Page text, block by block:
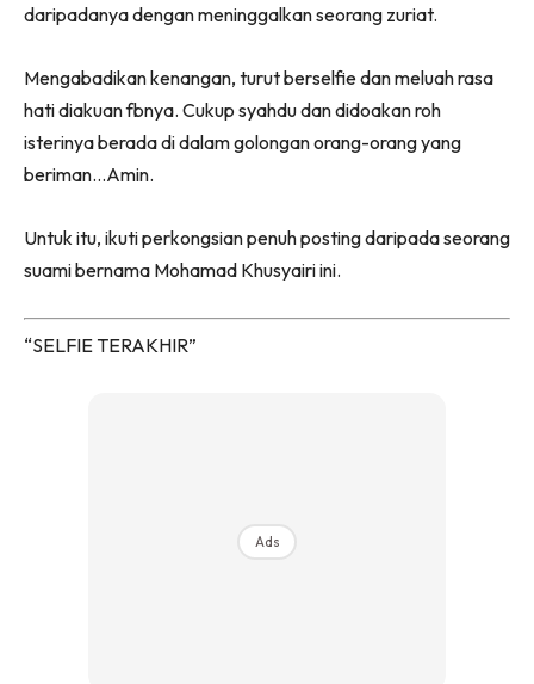
daripadanya dengan meninggalkan seorang zuriat.
Mengabadikan kenangan, turut berselfie dan meluah rasa
hati diakuan fbnya. Cukup syahdu dan didoakan roh
isterinya berada di dalam golongan orang-orang yang
beriman…Amin.
Untuk itu, ikuti perkongsian penuh posting daripada seorang
suami bernama Mohamad Khusyairi ini.
“SELFIE TERAKHIR”
Ads